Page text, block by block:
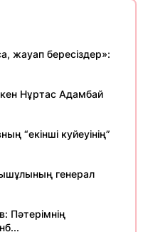
жауап бересіздер»:
Нұртас Адамбай
“екінші куйеуінің”
генерал
Пәтерімнің